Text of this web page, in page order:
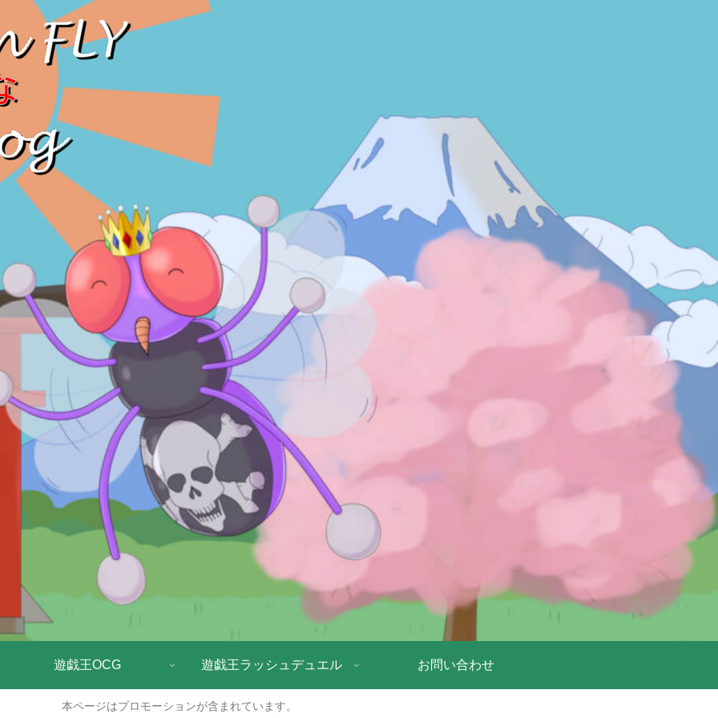
遊戯王OCG 遊戯王ラッシュデュエル お問い合わせ
本ページはプロモーションが含まれています。